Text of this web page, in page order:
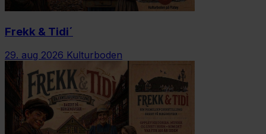
Frekk & Tidi´
29. aug 2026 Kulturboden